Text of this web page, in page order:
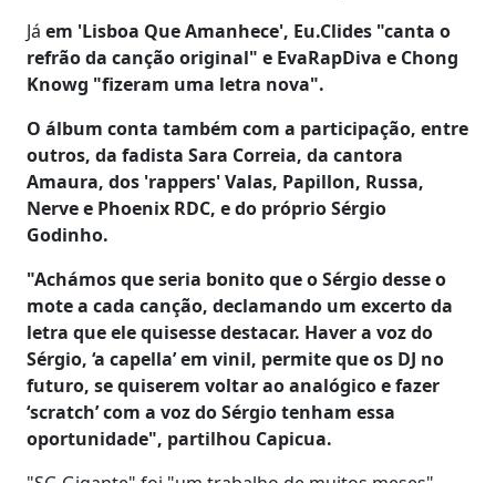
Já em 'Lisboa Que Amanhece', Eu.Clides "canta o
refrão da canção original" e EvaRapDiva e Chong
Knowg "fizeram uma letra nova".
O álbum conta também com a participação, entre
outros, da fadista Sara Correia, da cantora
Amaura, dos 'rappers' Valas, Papillon, Russa,
Nerve e Phoenix RDC, e do próprio Sérgio
Godinho.
"Achámos que seria bonito que o Sérgio desse o
mote a cada canção, declamando um excerto da
letra que ele quisesse destacar. Haver a voz do
Sérgio, ‘a capella’ em vinil, permite que os DJ no
futuro, se quiserem voltar ao analógico e fazer
‘scratch’ com a voz do Sérgio tenham essa
oportunidade", partilhou Capicua.